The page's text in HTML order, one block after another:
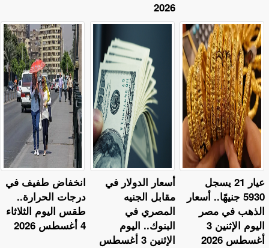
2026
​انخفاض طفيف في
درجات الحرارة..
طقس اليوم الثلاثاء
4 أغسطس 2026
أسعار الدولار في
مقابل الجنيه
المصري في
البنوك.. اليوم
الإثنين 3 أغسطس
عيار 21 يسجل
5930 جنيهًا.. أسعار
الذهب في مصر
اليوم الإثنين 3
أغسطس 2026